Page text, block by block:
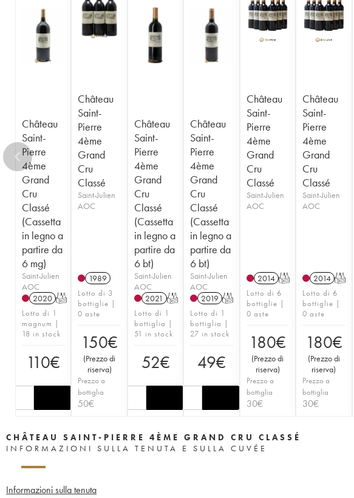
Château
Saint-
Pierre
4ème
Grand
Cru
Classé
(Cassetta
in legno a
partire da
6 mg)
Saint-Julien
AOC
2020 T
Lotto di 1
magnum |
18 in stock
110€
Château
Saint-
Pierre
4ème
Grand
Cru
Classé
Saint-Julien
AOC
1989
Lotto di 3
bottiglie |
0 aste
150€
(Prezzo di
riserva)
Prezzo a
bottiglia
50€
Château
Saint-
Pierre
4ème
Grand
Cru
Classé
(Cassetta
in legno a
partire da
6 bt)
Saint-Julien
AOC
2021 T
Lotto di 1
bottiglia |
51 in stock
52€
Château
Saint-
Pierre
4ème
Grand
Cru
Classé
(Cassetta
in legno a
partire da
6 bt)
Saint-Julien
AOC
2019 T
Lotto di 1
bottiglia |
27 in stock
49€
Château
Saint-
Pierre
4ème
Grand
Cru
Classé
Saint-Julien
AOC
2014 T
Lotto di 6
bottiglie |
0 aste
180€
(Prezzo di
riserva)
Prezzo a
bottiglia
30€
Château
Saint-
Pierre
4ème
Grand
Cru
Classé
Saint-Julien
AOC
2014 T
Lotto di 6
bottiglie |
0 aste
180€
(Prezzo di
riserva)
Prezzo a
bottiglia
30€
CHÂTEAU SAINT-PIERRE 4ÈME GRAND CRU CLASSÉ
INFORMAZIONI SULLA TENUTA E SULLA CUVÉE
Informazioni sulla tenuta